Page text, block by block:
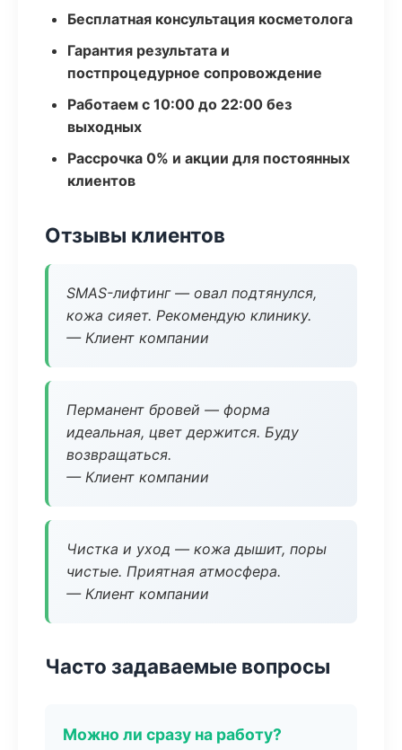
Бесплатная консультация косметолога
Гарантия результата и
постпроцедурное сопровождение
Работаем с 10:00 до 22:00 без
выходных
Рассрочка 0% и акции для постоянных
клиентов
Отзывы клиентов
SMAS-лифтинг — овал подтянулся,
кожа сияет. Рекомендую клинику.
— Клиент компании
Перманент бровей — форма
идеальная, цвет держится. Буду
возвращаться.
— Клиент компании
Чистка и уход — кожа дышит, поры
чистые. Приятная атмосфера.
— Клиент компании
Часто задаваемые вопросы
Можно ли сразу на работу?